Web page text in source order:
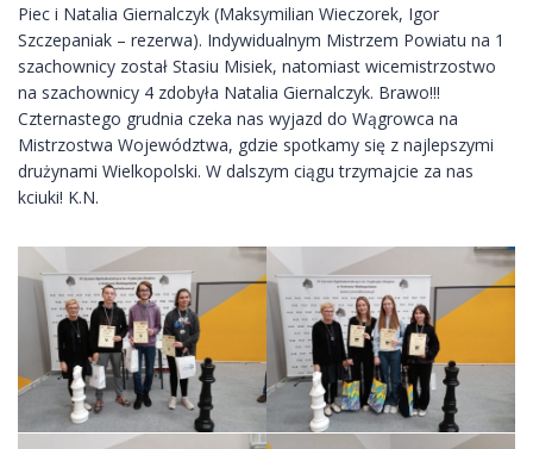
Piec i Natalia Giernalczyk (Maksymilian Wieczorek, Igor
Szczepaniak – rezerwa). Indywidualnym Mistrzem Powiatu na 1
szachownicy został Stasiu Misiek, natomiast wicemistrzostwo
na szachownicy 4 zdobyła Natalia Giernalczyk. Brawo!!!
Czternastego grudnia czeka nas wyjazd do Wągrowca na
Mistrzostwa Województwa, gdzie spotkamy się z najlepszymi
drużynami Wielkopolski. W dalszym ciągu trzymajcie za nas
kciuki! K.N.